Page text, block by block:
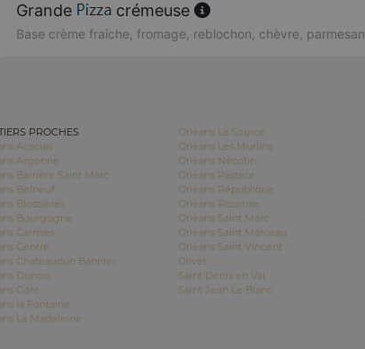
Grande crémeuse
Base crème fraîche, fromage, reblochon, chèvre, parmesan
PROCHES
Acacias
Argonne
Barrière Saint Marc
Belneuf
Blossières
Bourgogne
Carmes
Centre
Chateaudun Bannier
Dunois
Gare
la Fontaine
La Madeleine
Orléans La Source
Orléans Les Murlins
Orléans Nécotin
Orléans Pasteur
Orléans République
Orléans Roseraie
Orléans Saint Marc
Orléans Saint Marceau
Orléans Saint Vincent
Olivet
Saint Denis en Val
Saint Jean Le Blanc